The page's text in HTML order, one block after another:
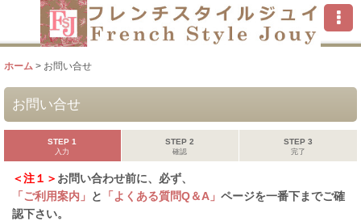
ホーム > お問い合せ
お問い合せ
STEP 1
入力
STEP 2
確認
STEP 3
完了
＜注１＞ お問い合わせ前に、必ず、
「ご利用案内」 と 「よくある質問Q＆A」 ページを一番下までご確
認下さい。